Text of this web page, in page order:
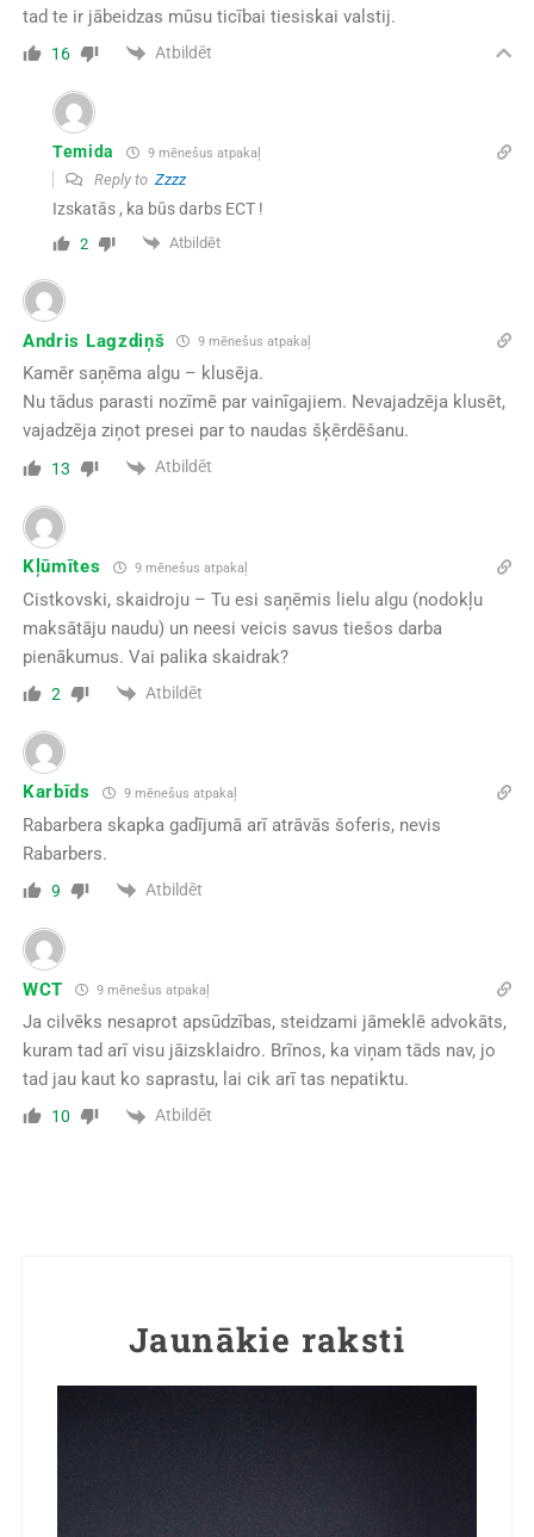
tad te ir jābeidzas mūsu ticībai tiesiskai valstij.
16 Atbildēt
Temida 9 mēnešus atpakaļ
Reply to Zzzz
Izskatās , ka būs darbs ECT !
2 Atbildēt
Andris Lagzdiņš 9 mēnešus atpakaļ
Kamēr saņēma algu – klusēja.
Nu tādus parasti nozīmē par vainīgajiem. Nevajadzēja klusēt,
vajadzēja ziņot presei par to naudas šķērdēšanu.
13 Atbildēt
Kļūmītes 9 mēnešus atpakaļ
Cistkovski, skaidroju – Tu esi saņēmis lielu algu (nodokļu
maksātāju naudu) un neesi veicis savus tiešos darba
pienākumus. Vai palika skaidrak?
2 Atbildēt
Karbīds 9 mēnešus atpakaļ
Rabarbera skapka gadījumā arī atrāvās šoferis, nevis
Rabarbers.
9 Atbildēt
WCT 9 mēnešus atpakaļ
Ja cilvēks nesaprot apsūdzības, steidzami jāmeklē advokāts,
kuram tad arī visu jāizsklaidro. Brīnos, ka viņam tāds nav, jo
tad jau kaut ko saprastu, lai cik arī tas nepatiktu.
10 Atbildēt
Jaunākie raksti